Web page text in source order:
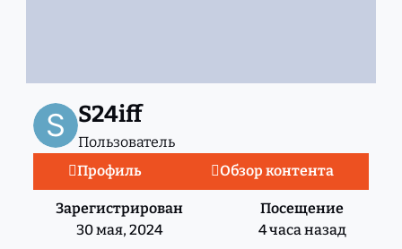
S24iff
Пользователь
Зарегистрирован
30 мая, 2024
Посещение
4 часа назад
Профиль Обзор контента